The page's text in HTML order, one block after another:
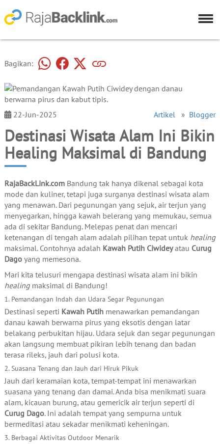
Bagikan:
22-Jun-2025 Artikel » Blogger
Destinasi Wisata Alam Ini Bikin
Healing Maksimal di Bandung
RajaBackLink.comBandung tak hanya dikenal sebagai kota
mode dan kuliner, tetapi juga surganya destinasi wisata alam
yang menawan. Dari pegunungan yang sejuk, air terjun yang
menyegarkan, hingga kawah belerang yang memukau, semua
ada di sekitar Bandung. Melepas penat dan mencari
ketenangan di tengah alam adalah pilihan tepat untuk healing
maksimal. Contohnya adalah Kawah Putih Ciwideyatau Curug
Dagoyang memesona.
Mari kita telusuri mengapa destinasi wisata alam ini bikin
healingmaksimal di Bandung!
1. Pemandangan Indah dan Udara Segar Pegunungan
Destinasi seperti Kawah Putihmenawarkan pemandangan
danau kawah berwarna pirus yang eksotis dengan latar
belakang perbukitan hijau. Udara sejuk dan segar pegunungan
akan langsung membuat pikiran lebih tenang dan badan
terasa rileks, jauh dari polusi kota.
2. Suasana Tenang dan Jauh dari Hiruk Pikuk
Jauh dari keramaian kota, tempat-tempat ini menawarkan
suasana yang tenang dan damai. Anda bisa menikmati suara
alam, kicauan burung, atau gemericik air terjun seperti di
Curug Dago. Ini adalah tempat yang sempurna untuk
bermeditasi atau sekadar menikmati keheningan.
3. Berbagai Aktivitas Outdoor Menarik